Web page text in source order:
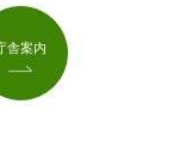
舎案内